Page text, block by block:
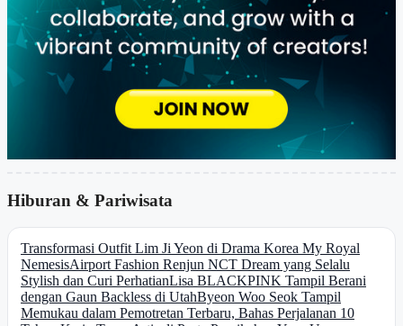
Hiburan & Pariwisata
Transformasi Outfit Lim Ji Yeon di Drama Korea My Royal
NemesisAirport Fashion Renjun NCT Dream yang Selalu
Stylish dan Curi PerhatianLisa BLACKPINK Tampil Berani
dengan Gaun Backless di UtahByeon Woo Seok Tampil
Memukau dalam Pemotretan Terbaru, Bahas Perjalanan 10